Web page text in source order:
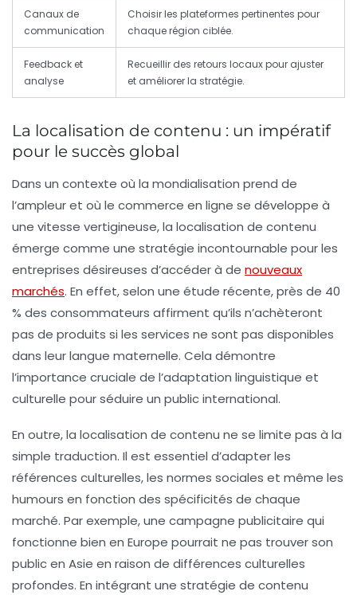
Canaux de
communication
Choisir les plateformes pertinentes pour
chaque région ciblée.
Feedback et
analyse
Recueillir des retours locaux pour ajuster
et améliorer la stratégie.
La localisation de contenu : un impératif
pour le succès global
Dans un contexte où la mondialisation prend de
l’ampleur et où le commerce en ligne se développe à
une vitesse vertigineuse, la localisation de contenu
émerge comme une stratégie incontournable pour les
entreprises désireuses d’accéder à de nouveaux
marchés. En effet, selon une étude récente, près de 40
% des consommateurs affirment qu’ils n’achèteront
pas de produits si les services ne sont pas disponibles
dans leur langue maternelle. Cela démontre
l’importance cruciale de l’adaptation linguistique et
culturelle pour séduire un public international.
En outre, la localisation de contenu ne se limite pas à la
simple traduction. Il est essentiel d’adapter les
références culturelles, les normes sociales et même les
humours en fonction des spécificités de chaque
marché. Par exemple, une campagne publicitaire qui
fonctionne bien en Europe pourrait ne pas trouver son
public en Asie en raison de différences culturelles
profondes. En intégrant une stratégie de contenu